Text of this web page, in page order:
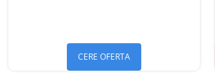
CERE OFERTA